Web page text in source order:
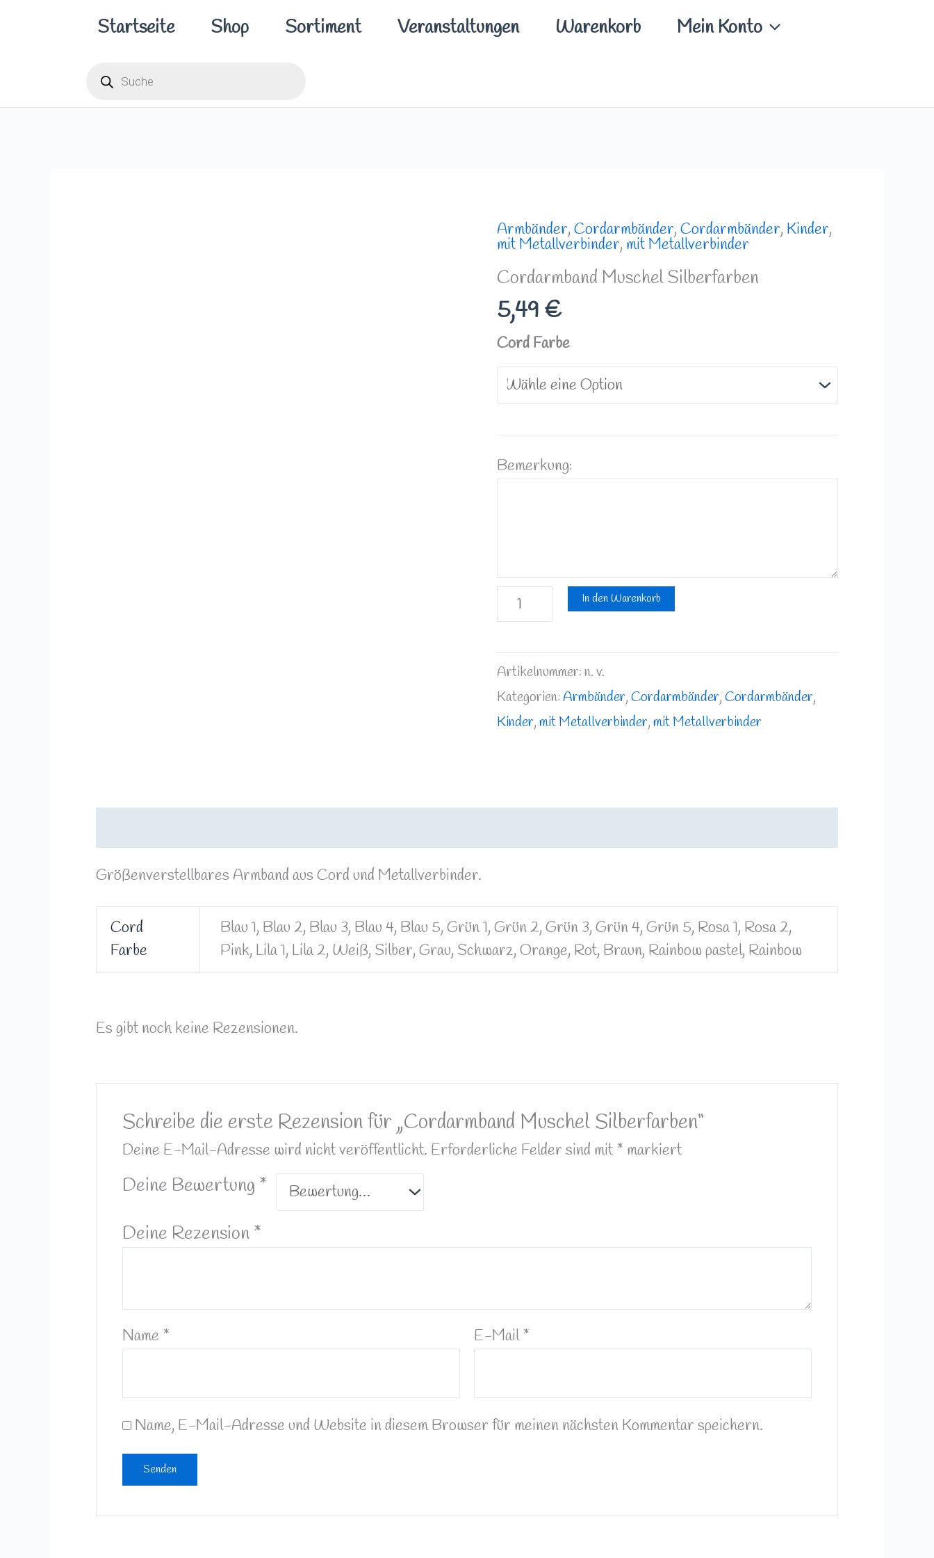
Startseite Shop Sortiment Veranstaltungen Warenkorb Mein Konto
search
Armbänder, Cordarmbänder, Cordarmbänder, Kinder,
mit Metallverbinder, mit Metallverbinder
Cordarmband Muschel Silberfarben
5,49 €
Cord Farbe
Bemerkung:
Cordarmband
Muschel
Silberfarben
Menge
In den Warenkorb
Artikelnummer:n. v.
Kategorien:Armbänder,Cordarmbänder,Cordarmbänder,
Kinder,mit Metallverbinder,mit Metallverbinder
Größenverstellbares Armband aus Cord und Metallverbinder.
Cord
Farbe
Blau 1, Blau 2, Blau 3, Blau 4, Blau 5, Grün 1, Grün 2, Grün 3, Grün 4, Grün 5, Rosa 1, Rosa 2,
Pink, Lila 1, Lila 2, Weiß, Silber, Grau, Schwarz, Orange, Rot, Braun, Rainbow pastel, Rainbow
Es gibt noch keine Rezensionen.
Schreibe die erste Rezension für „Cordarmband Muschel Silberfarben“
Deine E-Mail-Adresse wird nicht veröffentlicht. Erforderliche Felder sind mit * markiert
Deine Bewertung *
Deine Rezension*
Name * E-Mail*
Name, E-Mail-Adresse und Website in diesem Browser für meinen nächsten Kommentar speichern.